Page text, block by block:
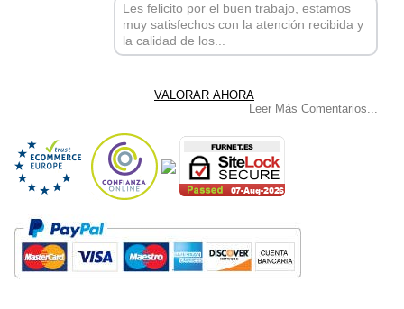
Les felicito por el buen trabajo, estamos
muy satisfechos con la atención recibida y
la calidad de los...
Leer Más Comentarios...